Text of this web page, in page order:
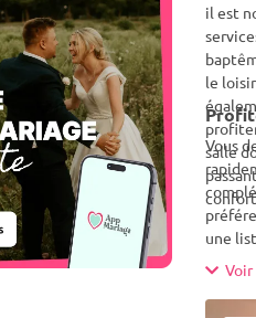
il est
le
salle
Vous
une
lesVoir